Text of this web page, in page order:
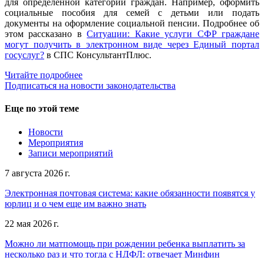
для определенной категории граждан. Например, оформить
социальные пособия для семей с детьми или подать
документы на оформление социальной пенсии. Подробнее об
этом рассказано вСитуации: Какие услуги СФР граждане
могут получить в электронном виде через Единый портал
госуслуг? в СПС КонсультантПлюс.
Читайте подробнее
Подписаться на новости законодательства
Еще по этой теме
Новости
Мероприятия
Записи мероприятий
7 августа 2026 г.
Электронная почтовая система: какие обязанности появятся у
юрлиц и о чем еще им важно знать
22 мая 2026 г.
Можно ли матпомощь при рождении ребенка выплатить за
несколько раз и что тогда с НДФЛ: отвечает Минфин